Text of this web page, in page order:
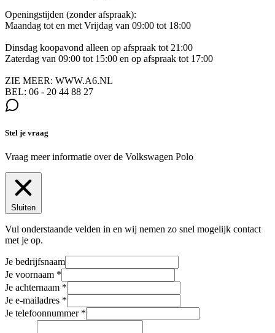
Openingstijden (zonder afspraak):
Maandag tot en met Vrijdag van 09:00 tot 18:00
Dinsdag koopavond alleen op afspraak tot 21:00
Zaterdag van 09:00 tot 15:00 en op afspraak tot 17:00
ZIE MEER: WWW.A6.NL
BEL: 06 - 20 44 88 27
Stel je vraag
Vraag meer informatie over de Volkswagen Polo
Sluiten
Vul onderstaande velden in en wij nemen zo snel mogelijk contact
met je op.
Je bedrijfsnaam
Je voornaam
Je achternaam
Je e-mailadres
Je telefoonnummer